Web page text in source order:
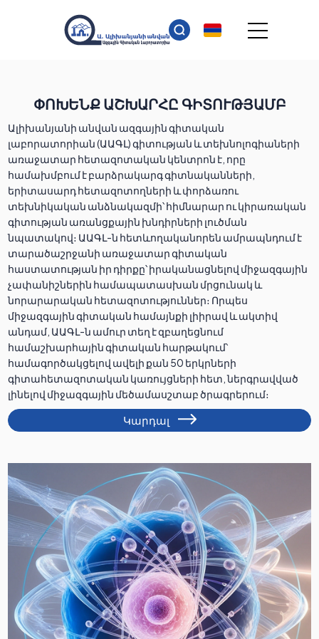
ՓՈԽԵՆՔ ԱՇԽԱՐՀԸ ԳԻՏՈՒԹՅԱՄԲ
Ալիխանյանի անվան ազգային գիտական
լաբորատորիան (ԱԱԳԼ) գիտության և տեխնոլոգիաների
առաջատար հետազոտական կենտրոն է, որը
համախմբում է բարձրակարգ գիտնականների,
երիտասարդ հետազոտողների և փորձառու
տեխնիկական անձնակազմի՝ հիմնարար ու կիրառական
գիտության առանցքային խնդիրների լուծման
նպատակով։ ԱԱԳԼ-ն հետևողականորեն ամրապնդում է
տարածաշրջանի առաջատար գիտական
հաստատության իր դիրքը՝ իրականացնելով միջազգային
չափանիշներին համապատասխան մրցունակ և
նորարարական հետազոտություններ։ Որպես
միջազգային գիտական համայնքի լիիրավ և ակտիվ
անդամ, ԱԱԳԼ-ն ամուր տեղ է զբաղեցնում
համաշխարհային գիտական հարթակում՝
համագործակցելով ավելի քան 50 երկրների
գիտահետազոտական կառույցների հետ, ներգրավված
լինելով միջազգային մեծամասշտաբ ծրագրերում։
Կարդալ